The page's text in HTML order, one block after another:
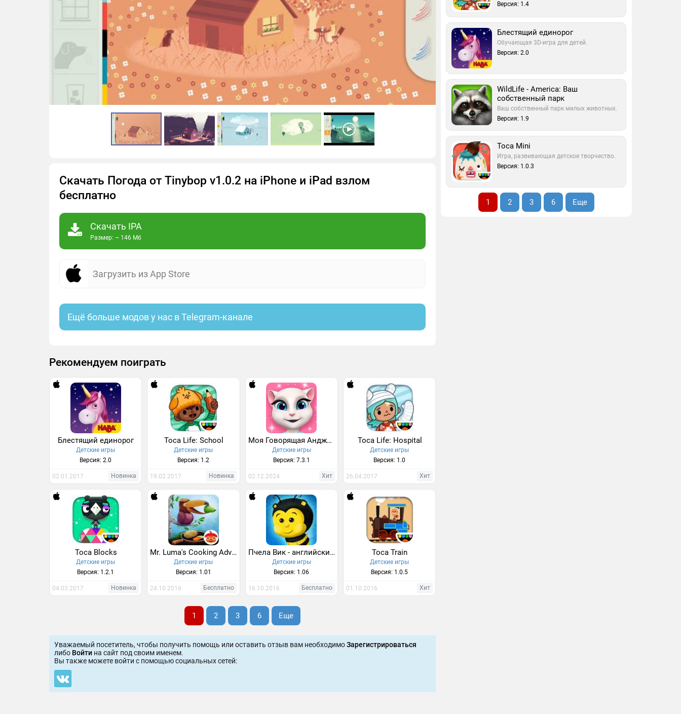
Скачать Погода от Tinybop v1.0.2 на iPhone и iPad взлом
бесплатно
Скачать IPA
Размер: ~ 146 Мб
Загрузить из App Store
Ещё больше модов у нас в Telegram-канале
Рекомендуем поиграть
Блестящий единорог
Детские игры
Версия: 2.0
02.01.2017 Новинка
Toca Life: School
Детские игры
Версия: 1.2
19.02.2017 Новинка
Моя Говорящая Анджела
Детские игры
Версия: 7.3.1
02.12.2024 Хит
Toca Life: Hospital
Детские игры
Версия: 1.0
26.04.2017 Хит
Toca Blocks
Детские игры
Версия: 1.2.1
04.03.2017 Новинка
Mr. Luma's Cooking Adventure
Детские игры
Версия: 1.01
24.10.2016 Бесплатно
Пчела Вик - английский алфавит и няшный букварь
Детские игры
Версия: 1.06
16.10.2016 Бесплатно
Toca Train
Детские игры
Версия: 1.0.5
01.10.2016 Хит
1 2 3 6 Еще
Уважаемый посетитель, чтобы получить помощь или оставить отзыв вам необходимоЗарегистрироваться
либо Войти на сайт под своим именем.
Вы также можете войти c помощью социальных сетей:
Версия: 1.4
Блестящий единорог
Обучающая 3D-игра для детей.
Версия: 2.0
WildLife - America: Ваш
собственный парк
Ваш собственный парк милых животных.
Версия: 1.9
Toca Mini
Игра, развивающая детское творчество.
Версия: 1.0.3
1 2 3 6 Еще